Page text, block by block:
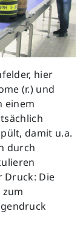
hier
(r.) und
einem
damit u.a.
durch
Druck: Die